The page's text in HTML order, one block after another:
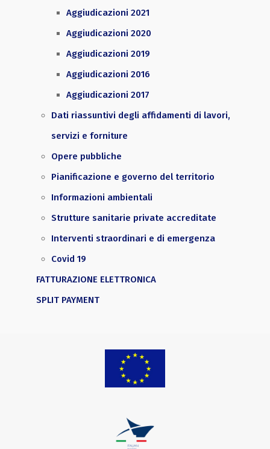
Aggiudicazioni 2021
Aggiudicazioni 2020
Aggiudicazioni 2019
Aggiudicazioni 2016
Aggiudicazioni 2017
Dati riassuntivi degli affidamenti di lavori,
servizi e forniture
Opere pubbliche
Pianificazione e governo del territorio
Informazioni ambientali
Strutture sanitarie private accreditate
Interventi straordinari e di emergenza
Covid 19
FATTURAZIONE ELETTRONICA
SPLIT PAYMENT